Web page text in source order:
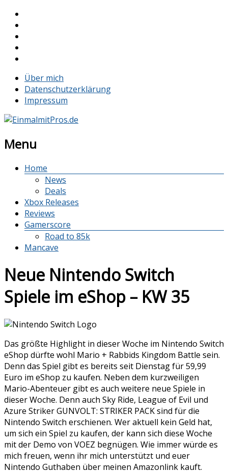
Über mich
Datenschutzerklärung
Impressum
Menu
Home
News
Deals
Xbox Releases
Reviews
Gamerscore
Road to 85k
Mancave
Neue Nintendo Switch
Spiele im eShop – KW 35
Das größte Highlight in dieser Woche im Nintendo Switch
eShop dürfte wohl Mario + Rabbids Kingdom Battle sein.
Denn das Spiel gibt es bereits seit Dienstag für 59,99
Euro im eShop zu kaufen. Neben dem kurzweiligen
Mario-Abenteuer gibt es auch weitere neue Spiele in
dieser Woche. Denn auch Sky Ride, League of Evil und
Azure Striker GUNVOLT: STRIKER PACK sind für die
Nintendo Switch erschienen. Wer aktuell kein Geld hat,
um sich ein Spiel zu kaufen, der kann sich diese Woche
mit der Demo von VOEZ begnügen. Wie immer würde es
mich freuen, wenn ihr mich unterstützt und euer
Nintendo Guthaben über meinen Amazonlink kauft.